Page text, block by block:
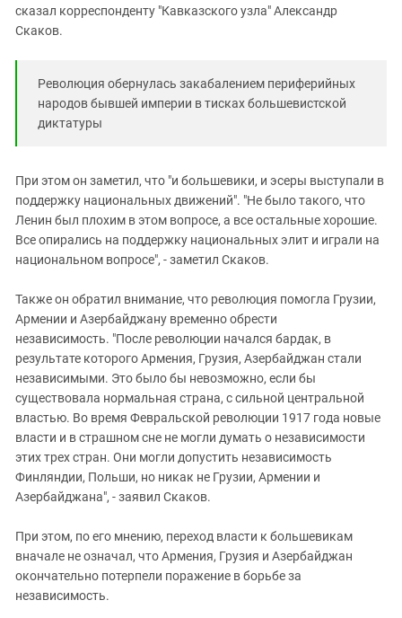
сказал корреспонденту "Кавказского узла" Александр
Скаков.
Революция обернулась закабалением периферийных
народов бывшей империи в тисках большевистской
диктатуры
При этом он заметил, что "и большевики, и эсеры выступали в
поддержку национальных движений". "Не было такого, что
Ленин был плохим в этом вопросе, а все остальные хорошие.
Все опирались на поддержку национальных элит и играли на
национальном вопросе", - заметил Скаков.
Также он обратил внимание, что революция помогла Грузии,
Армении и Азербайджану временно обрести
независимость. "После революции начался бардак, в
результате которого Армения, Грузия, Азербайджан стали
независимыми. Это было бы невозможно, если бы
существовала нормальная страна, с сильной центральной
властью. Во время Февральской революции 1917 года новые
власти и в страшном сне не могли думать о независимости
этих трех стран. Они могли допустить независимость
Финляндии, Польши, но никак не Грузии, Армении и
Азербайджана", - заявил Скаков.
При этом, по его мнению, переход власти к большевикам
вначале не означал, что Армения, Грузия и Азербайджан
окончательно потерпели поражение в борьбе за
независимость.